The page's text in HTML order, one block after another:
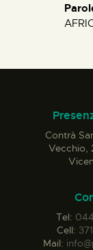
Contrà
Vecchio,
Tel:
Cell:
Mail: